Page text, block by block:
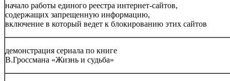
начало работы единого реестра интернет-сайтов,
содержащих запрещенную информацию,
включение в который ведет к блокированию этих сайтов
демонстрация сериала по книге
В.Гроссмана «Жизнь и судьба»